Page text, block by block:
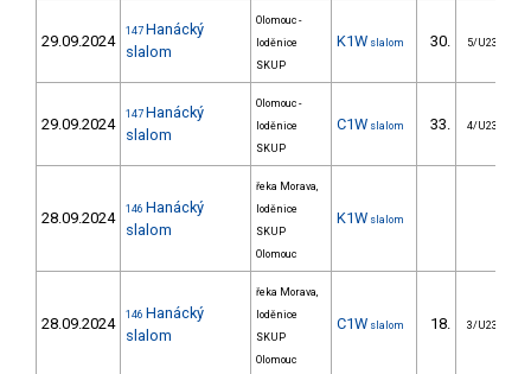
29.09.2024
147 Hanácký
slalom
Olomouc -
loděnice
SKUP
K1W slalom 30. 5/U23
29.09.2024
147 Hanácký
slalom
Olomouc -
loděnice
SKUP
C1W slalom 33. 4/U23
28.09.2024 146 Hanácký
slalom
řeka Morava,
loděnice
SKUP
Olomouc
K1W slalom
28.09.2024 146 Hanácký
slalom
řeka Morava,
loděnice
SKUP
Olomouc
C1W slalom 18. 3/U23